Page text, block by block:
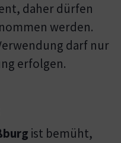
daher dürfen
werden.
darf nur
erfolgen.
ist bemüht,